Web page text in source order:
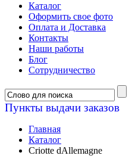
Каталог
Оформить свое фото
Оплата и Доставка
Контакты
Наши работы
Блог
Сотрудничество
Пункты выдачи заказов
Главная
Каталог
Criotte dAllemagne